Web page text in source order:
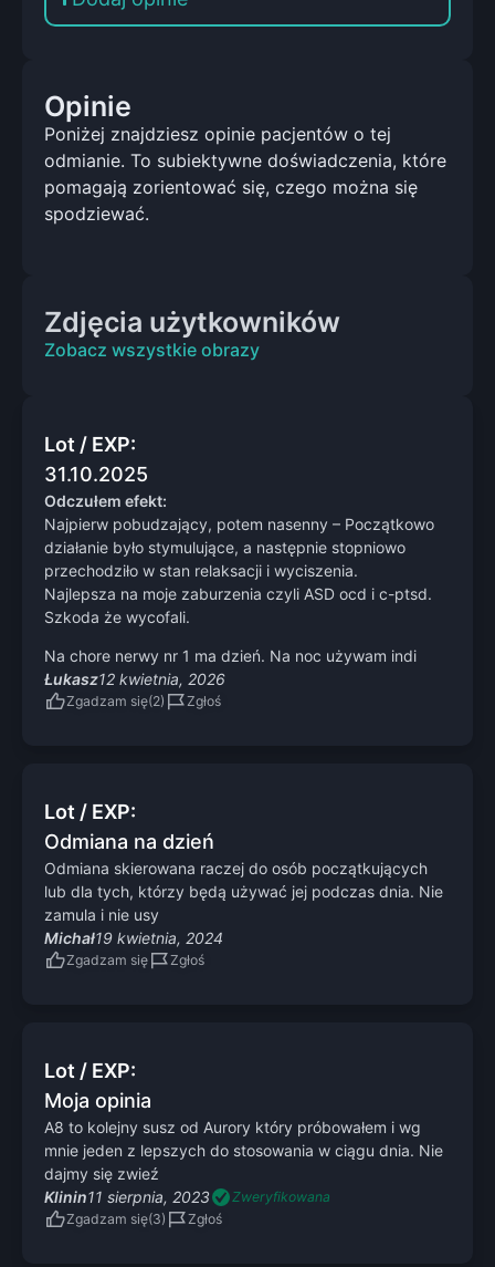
Opinie
Poniżej znajdziesz opinie pacjentów o tej
odmianie. To subiektywne doświadczenia, które
pomagają zorientować się, czego można się
spodziewać.
Zdjęcia użytkowników
Zobacz wszystkie obrazy
Lot / EXP:
31.10.2025
Odczułem efekt:
Najpierw pobudzający, potem nasenny – Początkowo
działanie było stymulujące, a następnie stopniowo
przechodziło w stan relaksacji i wyciszenia.
Najlepsza na moje zaburzenia czyli ASD ocd i c-ptsd.
Szkoda że wycofali.
Na chore nerwy nr 1 ma dzień. Na noc używam indi
Łukasz12 kwietnia, 2026
Zgadzam się Zgłoś
Lot / EXP:
Odmiana na dzień
Odmiana skierowana raczej do osób początkujących
lub dla tych, którzy będą używać jej podczas dnia. Nie
zamula i nie usy
Michał19 kwietnia, 2024
Zgadzam się Zgłoś
Lot / EXP:
Moja opinia
A8 to kolejny susz od Aurory który próbowałem i wg
mnie jeden z lepszych do stosowania w ciągu dnia. Nie
dajmy się zwieź
Klinin11 sierpnia, 2023
Zweryfikowana
Zgadzam się
Zgłoś